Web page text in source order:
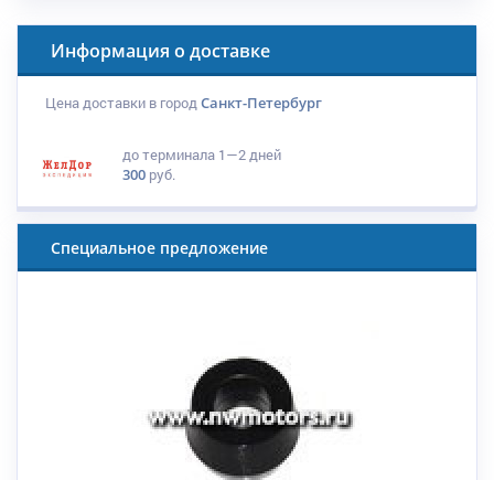
Информация о доставке
Цена доставки в городСанкт-Петербург
до терминала 1—2 дней
300 руб.
Специальное предложение